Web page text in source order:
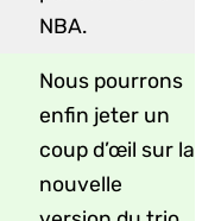
NBA.
Nous pourrons
enfin jeter un
coup d’œil sur la
nouvelle